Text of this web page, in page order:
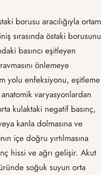
borusu aracılığıyla ortam
sırasında östaki borusunu
basıncı eşitleyen
önlemeye
yolu enfeksiyonu, eşitleme
anatomik varyasyonlardan
kulaktaki negatif basınç,
kanla dolmasına ve
içe doğru yırtılmasına
hissi ve ağrı gelişir. Akut
soğuk suyun orta